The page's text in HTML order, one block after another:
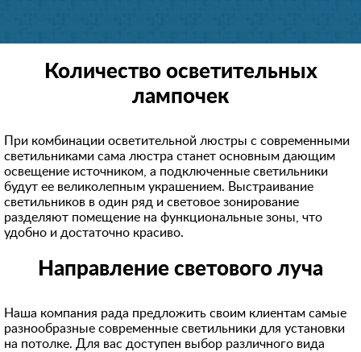
Количество осветительных
лампочек
При комбинации осветительной люстры с современными
светильниками сама люстра станет основным дающим
освещение источником, а подключенные светильники
будут ее великолепным украшением. Выстраивание
светильников в один ряд и световое зонирование
разделяют помещение на функциональные зоны, что
удобно и достаточно красиво.
Направление светового луча
Наша компания рада предложить своим клиентам самые
разнообразные современные светильники для установки
на потолке. Для вас доступен выбор различного вида